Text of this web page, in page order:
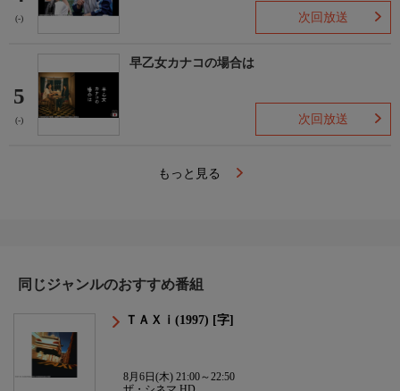
(-) 次回放送
5
(-)
早乙女カナコの場合は
次回放送
もっと見る
同じジャンルのおすすめ番組
ＴＡＸｉ(1997) [字]
8月6日(木) 21:00～22:50